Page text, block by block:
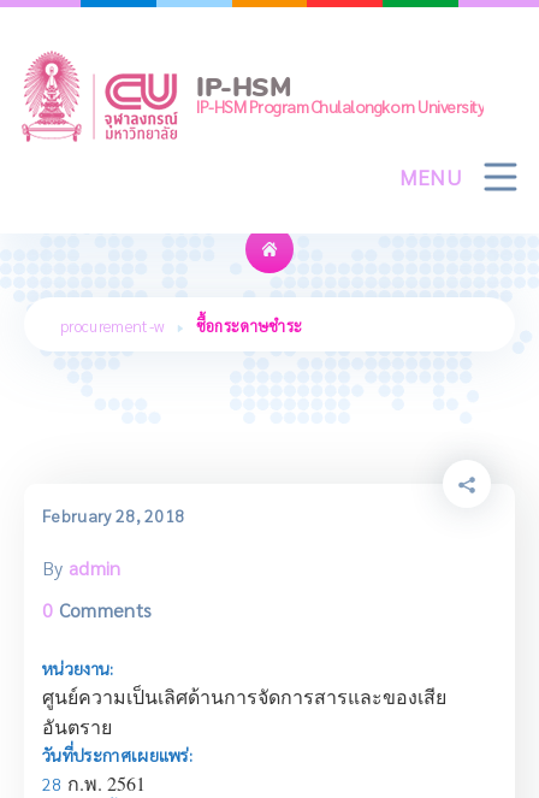
Skip
content
IP-HSM
IP-HSM Program Chulalongkorn University
MENU
procurement-w ซื้อกระดาษชำระ
February 28, 2018
By admin
0 Comments
หน่วยงาน:
ศูนย์ความเป็นเลิศด้านการจัดการสารและของเสีย
อันตราย
วันที่ประกาศเผยแพร่:
28 ก.พ. 2561